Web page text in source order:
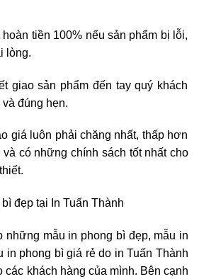
tiền 100% nếu sản phẩm bị lỗi,
lòng.
giao sản phẩm đến tay quý khách
đúng hẹn.
giá luôn phải chăng nhất, thấp hơn
có những chính sách tốt nhất cho
đẹp tại In Tuấn Thành
mẫu in phong bì đẹp, mẫu in
in phong bì giá rẻ do in Tuấn Thành
khách hàng của mình. Bên cạnh